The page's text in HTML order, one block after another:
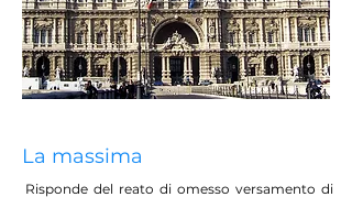
La massima
Risponde del reato di omesso versamento di